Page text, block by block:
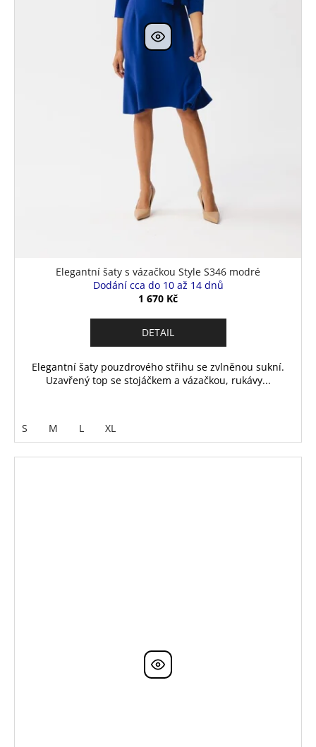
Elegantní šaty s vázačkou Style S346 modré
Dodání cca do 10 až 14 dnů
1 670 Kč
DETAIL
Elegantní šaty pouzdrového střihu se zvlněnou sukní.
Uzavřený top se stojáčkem a vázačkou, rukávy...
S M L XL